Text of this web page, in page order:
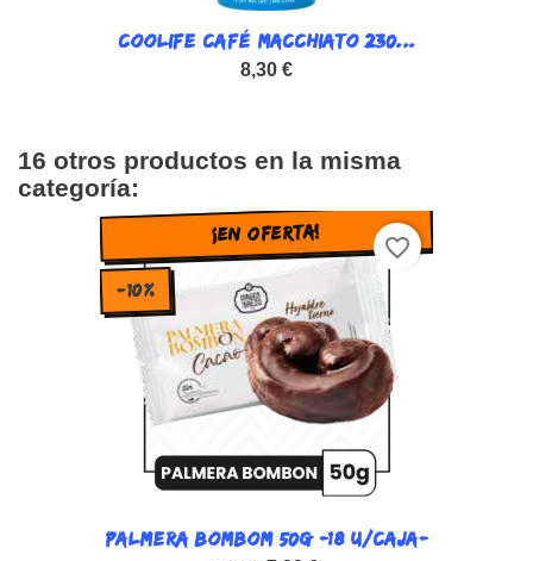
COOLIFE CAFÉ MACCHIATO 230...
8,30 €
16 otros productos en la misma
categoría:
PALMERA BOMBOM 50G -18 U/CAJA-
¡EN OFERTA!
-10%
favorite_border